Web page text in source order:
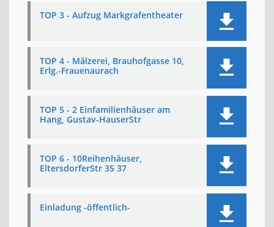
TOP 3 - Aufzug Markgrafentheater
TOP 4 - Mälzerei, Brauhofgasse 10,
Erlg.-Frauenaurach
TOP 5 - 2 Einfamilienhäuser am
Hang, Gustav-HauserStr
TOP 6 - 10Reihenhäuser,
EltersdorferStr 35 37
Einladung -öffentlich-